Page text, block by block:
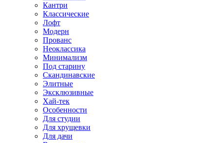
Кантри
Классические
Лофт
Модерн
Прованс
Неоклассика
Минимализм
Под старину
Скандинавские
Элитные
Эксклюзивные
Хай-тек
Особенности
Для студии
Для хрущевки
Для дачи